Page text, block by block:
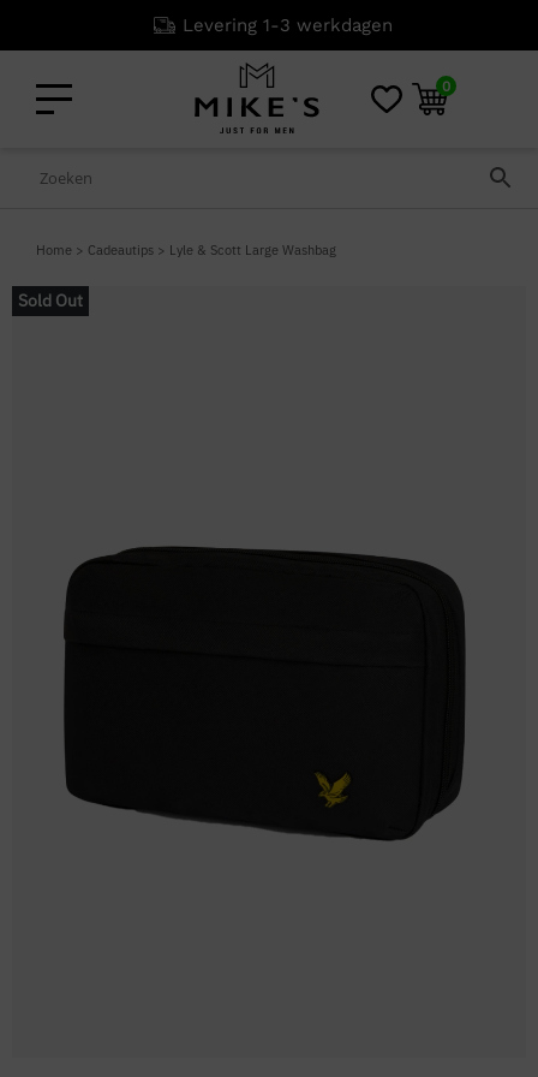
Levering 1-3 werkdagen
0
Home > Cadeautips > Lyle & Scott Large Washbag
Sold Out